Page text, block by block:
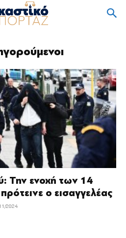
Την ενοχή των 14
ο εισαγγελέας
2024